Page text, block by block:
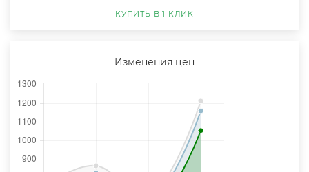
КУПИТЬ В 1 КЛИК
Изменения цен